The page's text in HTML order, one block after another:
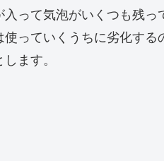
って気泡がいくつも残
使っていくうちに劣化す
ます。